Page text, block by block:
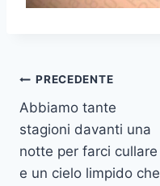
Navigazione
articoli
PRECEDENTE
Abbiamo tante
stagioni davanti una
notte per farci cullare
e un cielo limpido che